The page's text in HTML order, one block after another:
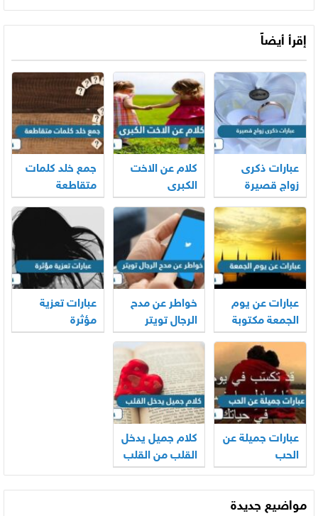
إقرأ أيضاً
عبارات ذكرى
زواج قصيرة
كلام عن الاخت
الكبرى
جمع خلد كلمات
متقاطعة
عبارات عن يوم
الجمعة مكتوبة
خواطر عن مدح
الرجال تويتر
عبارات تعزية
مؤثرة
عبارات جميلة عن
الحب
كلام جميل يدخل
القلب من القلب
مواضيع جديدة